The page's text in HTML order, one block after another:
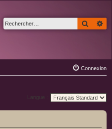
Connexion
Langue :